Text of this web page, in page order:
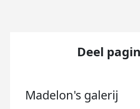
Deel
Madelon's galerij